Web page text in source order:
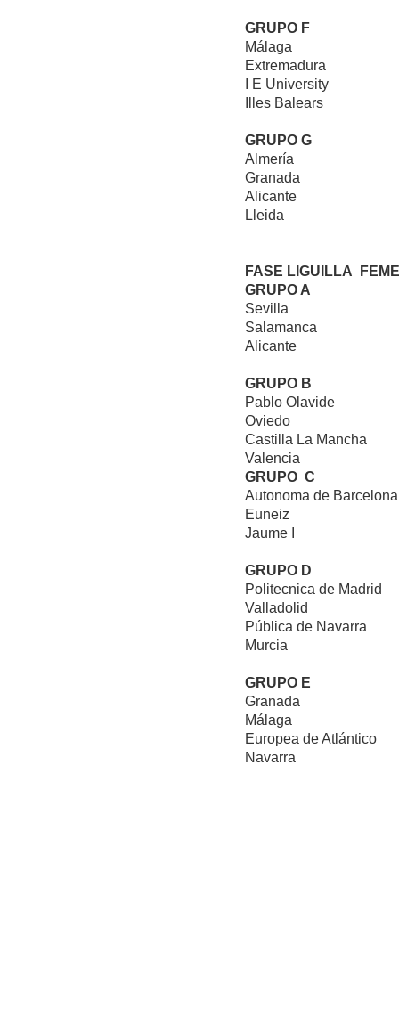
GRUPO F
Málaga
Extremadura
I E University
Illes Balears
GRUPO G
Almería
Granada
Alicante
Lleida
FASE LIGUILLA
GRUPO A
Sevilla
Salamanca
Alicante
GRUPO B
Pablo Olavide
Oviedo
Castilla La Mancha
Valencia
GRUPO C
Autonoma de Barcelona
Euneiz
Jaume I
GRUPO D
Politecnica de Madrid
Valladolid
Pública de Navarra
Murcia
GRUPO E
Granada
Málaga
Europea de Atlántico
Navarra